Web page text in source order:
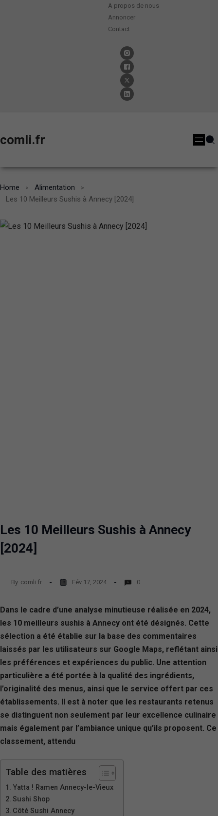
A propos de nous
Annoncer
Contact
comli.fr
Home
Alimentation
Les 10 Meilleurs Sushis à Annecy [2024]
Les 10 Meilleurs Sushis à Annecy
[2024]
By comli.fr Fév 17, 2024 0
Dans le cadre d’une analyse minutieuse réalisée en 2024,
les 10 meilleurs sushis à Annecy ont été désignés. Cette
sélection a été établie sur la base des commentaires
laissés par les utilisateurs sur Google Maps, reflétant ainsi
les préférences et expériences du public. Une attention
particulière a été portée à la qualité des ingrédients,
l’originalité des menus, ainsi que le service offert par ces
établissements. Il est à noter que les restaurants retenus
se distinguent non seulement par leur excellence culinaire
mais également par l’ambiance unique qu’ils proposent. Ce
classement, attendu
Table des matières
Yatta ! Ramen Annecy-le-Vieux
Sushi Shop
Côté Sushi Annecy